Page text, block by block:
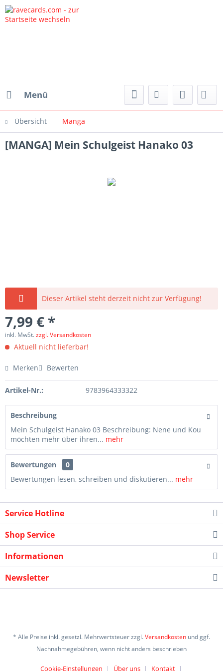
Menü
Übersicht Manga
[MANGA] Mein Schulgeist Hanako 03
Dieser Artikel steht derzeit nicht zur Verfügung!
7,99 € *
inkl. MwSt.zzgl. Versandkosten
Aktuell nicht lieferbar!
Merken Bewerten
Artikel-Nr.: 9783964333322
Beschreibung
Mein Schulgeist Hanako 03 Beschreibung: Nene und Kou
möchten mehr über ihren... mehr
Bewertungen
0
Bewertungen lesen, schreiben und diskutieren... mehr
Service Hotline
Shop Service
Informationen
Newsletter
* Alle Preise inkl. gesetzl. Mehrwertsteuer zzgl.Versandkosten und ggf.
Nachnahmegebühren, wenn nicht anders beschrieben
Cookie-Einstellungen Über uns Kontakt